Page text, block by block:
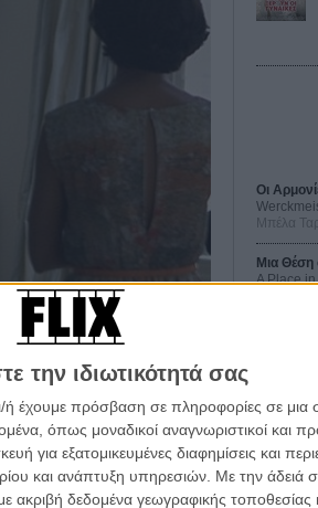
την ιδιωτικότητά σας
ή έχουμε πρόσβαση σε πληροφορίες σε
όπως μοναδικοί αναγνωριστικοί και
για εξατομικευμένες διαφημίσεις και
και ανάπτυξη υπηρεσιών. Με την άδειά
ακριβή δεδομένα γεωγραφικής τοποθεσίας
το γιο του αντιπροέδρου,
που θα είχαν απορρίψει όχι
Οι
Μπέλα
Μια Θέση
A Place
Ψηλά
Tacones
Πέδρο
Ο
L’ Affaire
εβδομάδα